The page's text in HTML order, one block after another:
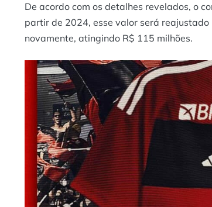
De acordo com os detalhes revelados, o
partir de 2024, esse valor será
novamente, atingindo R$ 115 milhões.